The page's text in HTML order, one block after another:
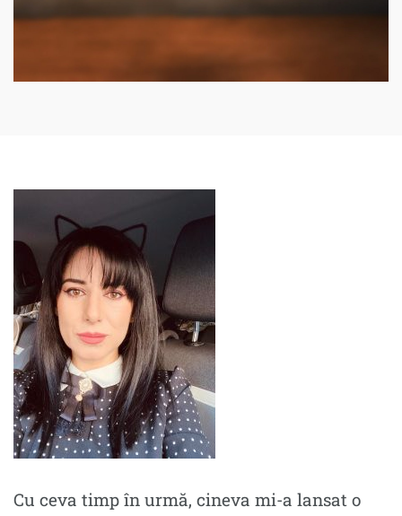
Cu ceva timp în urmă, cineva mi-a lansat o